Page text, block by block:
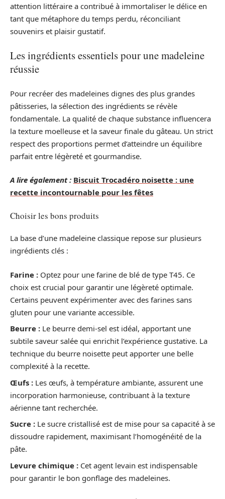
attention littéraire a contribué à immortaliser le délice en
tant que métaphore du temps perdu, réconciliant
souvenirs et plaisir gustatif.
Les ingrédients essentiels pour une madeleine
réussie
Pour recréer des madeleines dignes des plus grandes
pâtisseries, la sélection des ingrédients se révèle
fondamentale. La qualité de chaque substance influencera
la texture moelleuse et la saveur finale du gâteau. Un strict
respect des proportions permet d’atteindre un équilibre
parfait entre légèreté et gourmandise.
A lire également : Biscuit Trocadéro noisette : une
recette incontournable pour les fêtes
Choisir les bons produits
La base d’une madeleine classique repose sur plusieurs
ingrédients clés :
Farine : Optez pour une farine de blé de type T45. Ce
choix est crucial pour garantir une légèreté optimale.
Certains peuvent expérimenter avec des farines sans
gluten pour une variante accessible.
Beurre : Le beurre demi-sel est idéal, apportant une
subtile saveur salée qui enrichit l’expérience gustative. La
technique du beurre noisette peut apporter une belle
complexité à la recette.
Œufs : Les œufs, à température ambiante, assurent une
incorporation harmonieuse, contribuant à la texture
aérienne tant recherchée.
Sucre : Le sucre cristallisé est de mise pour sa capacité à se
dissoudre rapidement, maximisant l’homogénéité de la
pâte.
Levure chimique : Cet agent levain est indispensable
pour garantir le bon gonflage des madeleines.